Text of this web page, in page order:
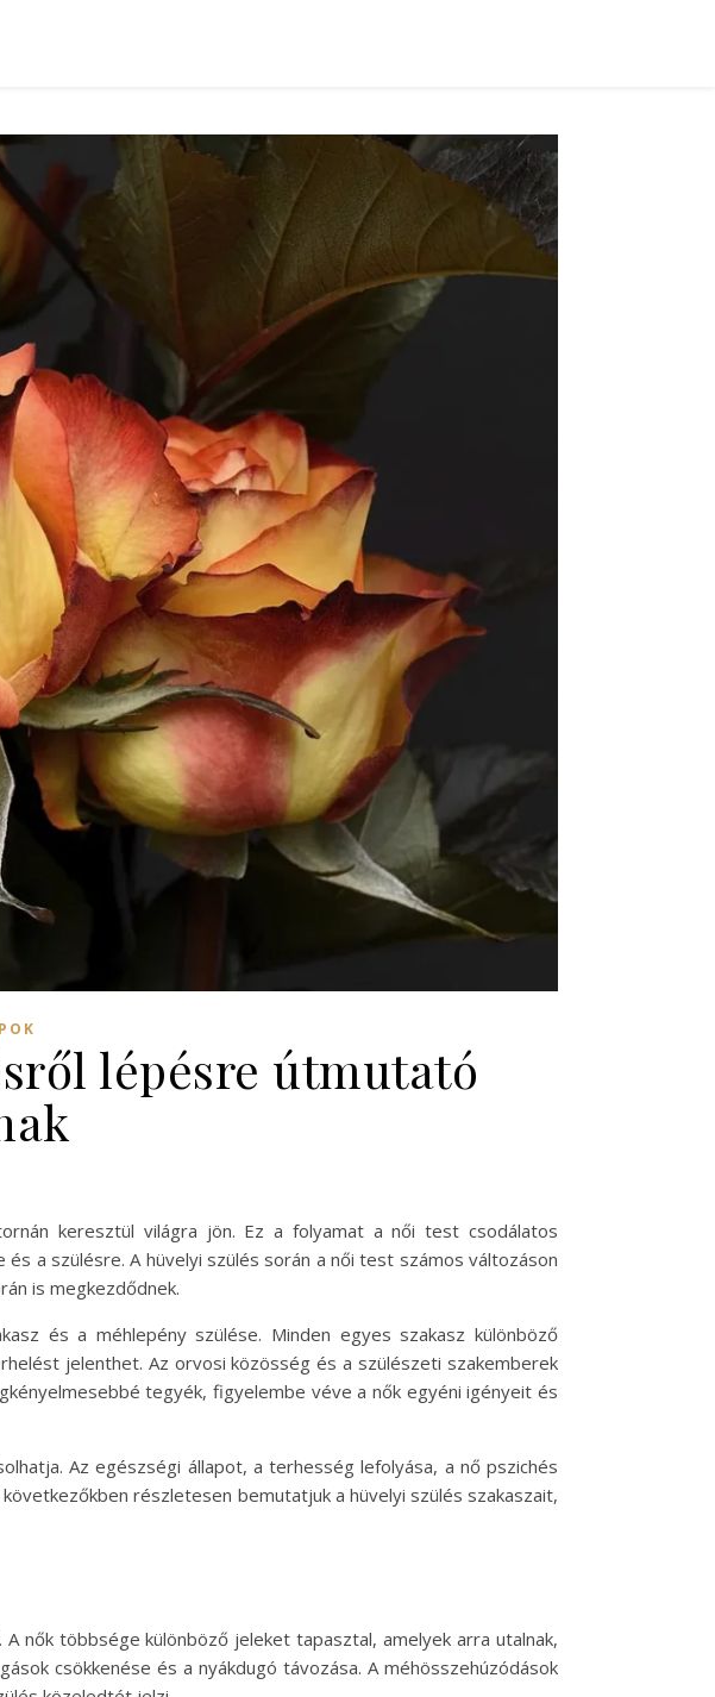
lépésre útmutató
keresztül világra jön. Ez a folyamat a női test csodálatos
a szülésre. A hüvelyi szülés során a női test számos változáson
is megkezdődnek.
és a méhlepény szülése. Minden egyes szakasz különböző
jelenthet. Az orvosi közösség és a szülészeti szakemberek
tegyék, figyelembe véve a nők egyéni igényeit és
Az egészségi állapot, a terhesség lefolyása, a nő pszichés
részletesen bemutatjuk a hüvelyi szülés szakaszait,
nők többsége különböző jeleket tapasztal, amelyek arra utalnak,
csökkenése és a nyákdugó távozása. A méhösszehúzódások